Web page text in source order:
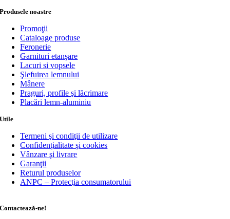
Produsele noastre
Promoţii
Cataloage produse
Feronerie
Garnituri etanşare
Lacuri si vopsele
Şlefuirea lemnului
Mânere
Praguri, profile şi lăcrimare
Placări lemn-aluminiu
Utile
Termeni şi condiţii de utilizare
Confidenţialitate şi cookies
Vânzare şi livrare
Garanţii
Returul produselor
ANPC – Protecţia consumatorului
Contactează-ne!